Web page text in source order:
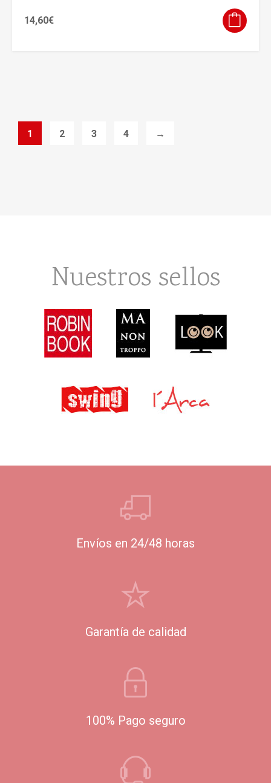
14,60€
1 2 3 4 →
Nuestros sellos
Envíos en 24/48 horas
Garantía de calidad
100% Pago seguro